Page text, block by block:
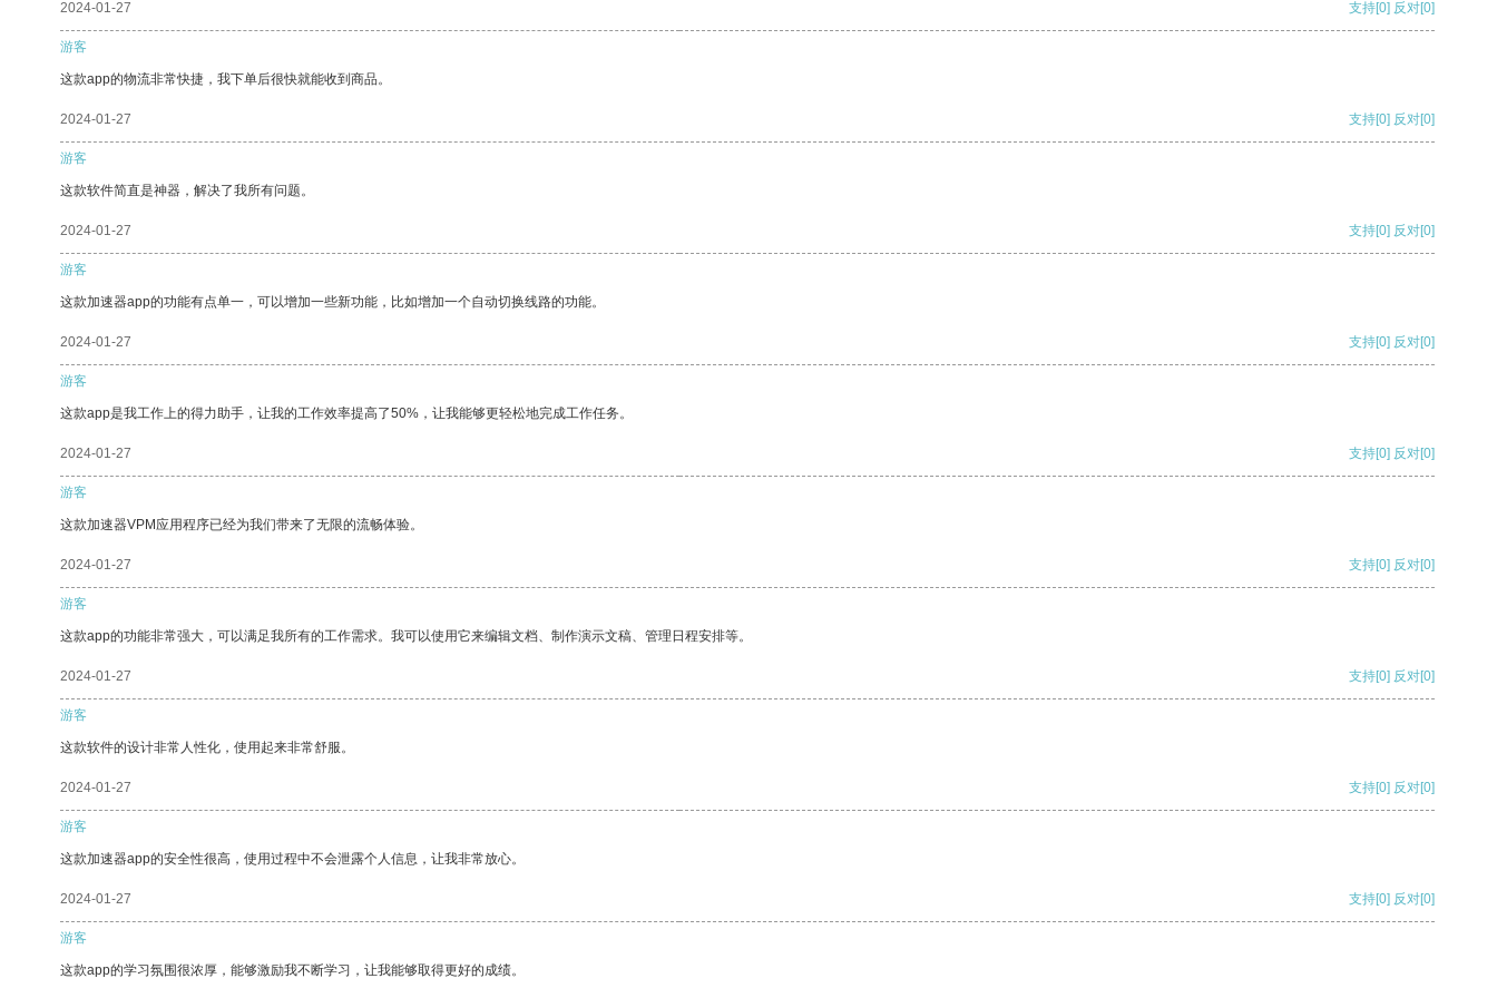
2024-01-27 支持[0] 反对[0]
游客
这款app的物流非常快捷，我下单后很快就能收到商品。
2024-01-27 支持[0] 反对[0]
游客
这款软件简直是神器，解决了我所有问题。
2024-01-27 支持[0] 反对[0]
游客
这款加速器app的功能有点单一，可以增加一些新功能，比如增加一个自动切换线路的功能。
2024-01-27 支持[0] 反对[0]
游客
这款app是我工作上的得力助手，让我的工作效率提高了50%，让我能够更轻松地完成工作任务。
2024-01-27 支持[0] 反对[0]
游客
这款加速器VPM应用程序已经为我们带来了无限的流畅体验。
2024-01-27 支持[0] 反对[0]
游客
这款app的功能非常强大，可以满足我所有的工作需求。我可以使用它来编辑文档、制作演示文稿、管理日程安排等。
2024-01-27 支持[0] 反对[0]
游客
这款软件的设计非常人性化，使用起来非常舒服。
2024-01-27 支持[0] 反对[0]
游客
这款加速器app的安全性很高，使用过程中不会泄露个人信息，让我非常放心。
2024-01-27 支持[0] 反对[0]
游客
这款app的学习氛围很浓厚，能够激励我不断学习，让我能够取得更好的成绩。